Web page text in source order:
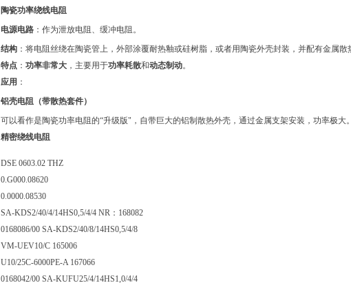
陶瓷功率绕线电阻
电源电路 ：作为泄放电阻、缓冲电阻。
结构 ：将电阻丝绕在陶瓷管上，外部涂覆耐热釉或硅树脂，或者用陶瓷外壳封装，并配有金属散
特点 ： 功率非常大 ，主要用于功率耗散和动态制动。
应用 ：
铝壳电阻（带散热套件）
可以看作是陶瓷功率电阻的“升级版"，自带巨大的铝制散热外壳，通过金属支架安装，功率极大。
精密绕线电阻
DSE 0603.02 THZ
0.G000.08620
0.0000.08530
SA-KDS2/40/4/14HS0,5/4/4 NR：168082
0168086/00 SA-KDS2/40/8/14HS0,5/4/8
VM-UEV10/C 165006
U10/25C-6000PE-A 167066
0168042/00 SA-KUFU25/4/14HS1,0/4/4